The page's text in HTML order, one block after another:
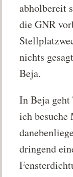
abholbereit
die GNR
nichts
Beja.
In Beja geht
ich besuche
dringend